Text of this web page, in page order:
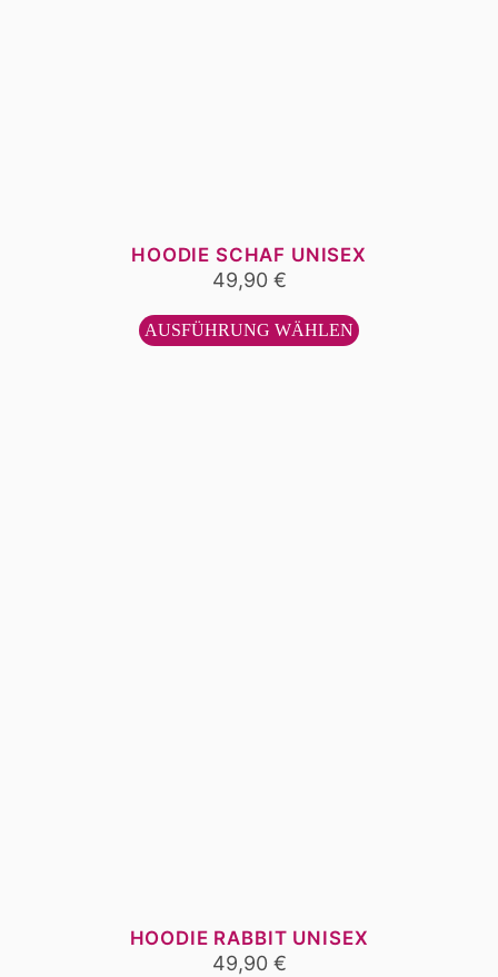
HOODIE SCHAF UNISEX
49,90 €
AUSFÜHRUNG WÄHLEN Produkt
HOODIE RABBIT UNISEX
49,90 €